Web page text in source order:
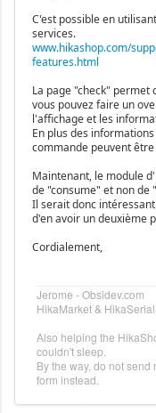
C'est possible en
services.
www.hikashop.com/
features.html
La page "check"
vous pouvez faire un
l'affichage et les
En plus des
commande peuvent
Maintenant, le module
de "consume" et non de
Il serait donc
d'en avoir un deuxième
Cordialement,
Jerome - Obsidev.com
HikaMarket &
Also helping the
couldn't sleep.
By the way, do not
form instead.